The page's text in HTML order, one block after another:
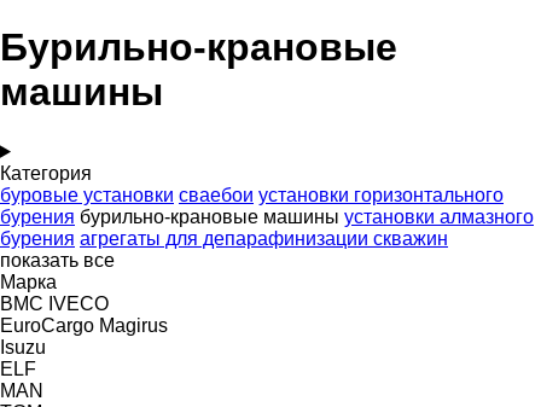
Бурильно-крановые
машины
Категория
буровые установки сваебои установки горизонтального
бурения бурильно-крановые машины установки алмазного
бурения агрегаты для депарафинизации скважин
показать все
Марка
BMC IVECO
EuroCargo Magirus
Isuzu
ELF
MAN